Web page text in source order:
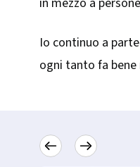
Io continuo a
ogni tanto fa